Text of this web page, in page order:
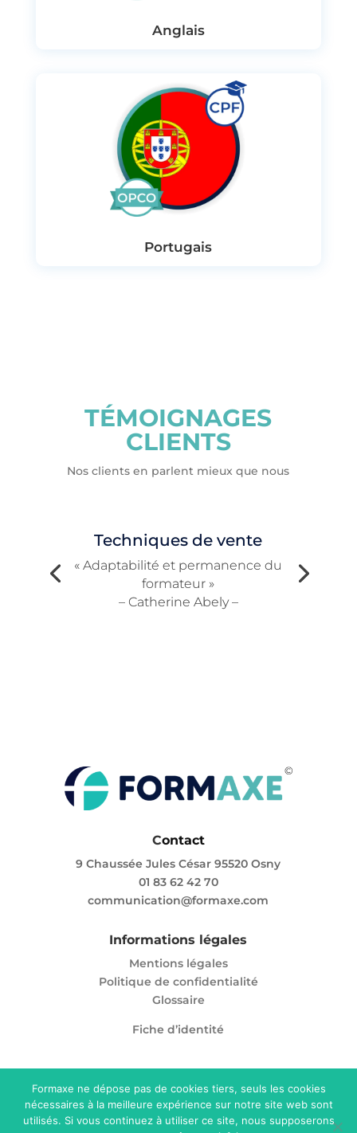
Anglais
Portugais
TÉMOIGNAGES
CLIENTS
Nos clients en parlent mieux que nous
Techniques de vente
« Adaptabilité et permanence du
formateur »
– Catherine Abely –
Contact
9 Chaussée Jules César 95520 Osny
01 83 62 42 70
communication@formaxe.com
Informations légales
Mentions légales
Politique de confidentialité
Glossaire
Fiche d’identité
Enregistré sous le numéro 11 95 05865 95. Cet
enregistrement ne vaut pas agrément de l’Etat.
Formaxe ne dépose pas de cookies tiers, seuls les cookies
nécessaires à la meilleure expérience sur notre site web sont
utilisés. Si vous continuez à utiliser ce site, nous supposerons